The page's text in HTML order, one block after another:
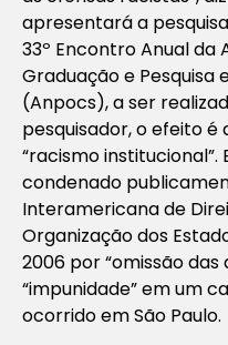
apresentará a
33º Encontro Anual da
Graduação e Pesquisa
(Anpocs), a ser
pesquisador, o efeito é
“racismo institucional”.
condenado
Interamericana de
Organização dos
2006 por “omissão
“impunidade” em um
ocorrido em São Paulo.